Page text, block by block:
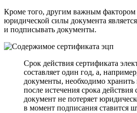
Кроме того, другим важным фактором
юридической силы документа
и подписывать документы.
Срок действия сертификата
составляет один год, а,
документы, необходимо хранить
после истечения срока действия
документ не потеряет
в момент подписания ставится